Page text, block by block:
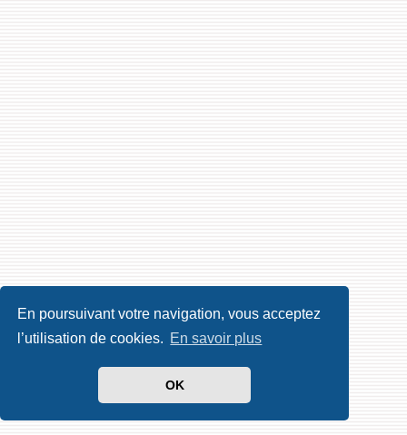
En poursuivant votre navigation, vous acceptez
l’utilisation de cookies. En savoir plus
OK